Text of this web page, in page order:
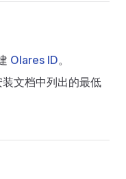
Olares ID。
文档中列出的最低